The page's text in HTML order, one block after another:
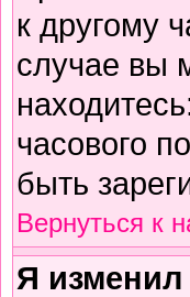
к другому
случае вы
часового
быть
Вернуться к
Я